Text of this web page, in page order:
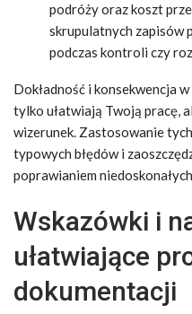
podróży oraz koszt
skrupulatnych zapisów
podczas kontroli czy
Dokładność i konsekwencja
tylko ułatwiają Twoją pracę,
wizerunek. Zastosowanie
typowych błędów i
poprawianiem
Wskazówki i
ułatwiające
dokumentacji